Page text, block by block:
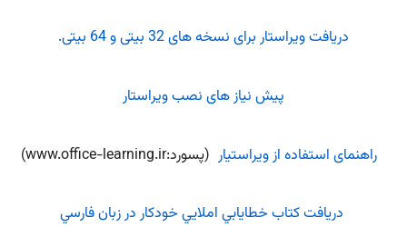
دریافت ویراستار برای نسخه های 32 بیتی و 64 بیتی.
پیش نیاز های نصب ویراستار
راهنمای استفاده از ویراستیار (پسورد:www.office-learning.ir)
دريافت كتاب خطايابي املايي خودكار در زبان فارسي